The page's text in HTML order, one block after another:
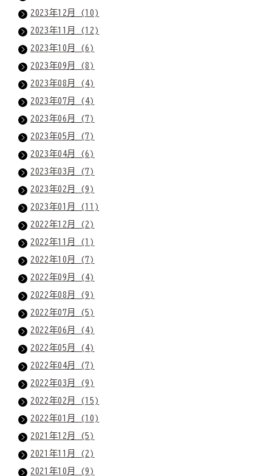
2023年12月 (10)
2023年11月 (12)
2023年10月 (6)
2023年09月 (8)
2023年08月 (4)
2023年07月 (4)
2023年06月 (7)
2023年05月 (7)
2023年04月 (6)
2023年03月 (7)
2023年02月 (9)
2023年01月 (11)
2022年12月 (2)
2022年11月 (1)
2022年10月 (7)
2022年09月 (4)
2022年08月 (9)
2022年07月 (5)
2022年06月 (4)
2022年05月 (4)
2022年04月 (7)
2022年03月 (9)
2022年02月 (15)
2022年01月 (10)
2021年12月 (5)
2021年11月 (2)
2021年10月 (9)